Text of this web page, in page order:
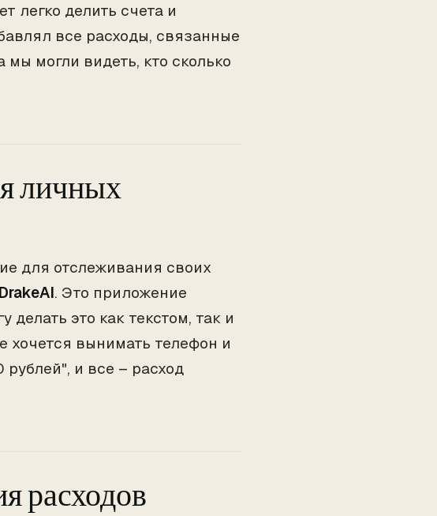
легко делить счета и
все расходы, связанные
могли видеть, кто сколько
личных
для отслеживания своих
DrakeAI. Это приложение
делать это как текстом, так и
хочется вынимать телефон и
и все – расход
расходов